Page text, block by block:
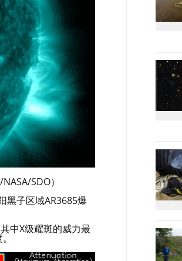
SDO）
黑子区域AR3685爆
中X级耀斑的威力最